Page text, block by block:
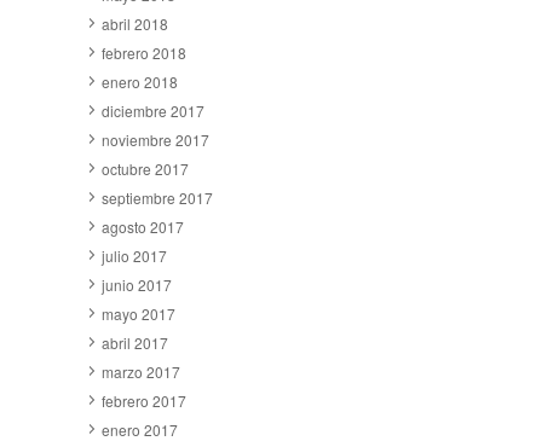
abril 2018
febrero 2018
enero 2018
diciembre 2017
noviembre 2017
octubre 2017
septiembre 2017
agosto 2017
julio 2017
junio 2017
mayo 2017
abril 2017
marzo 2017
febrero 2017
enero 2017